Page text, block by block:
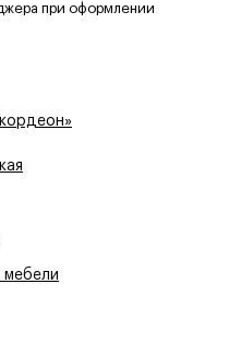
при оформлении
мебели